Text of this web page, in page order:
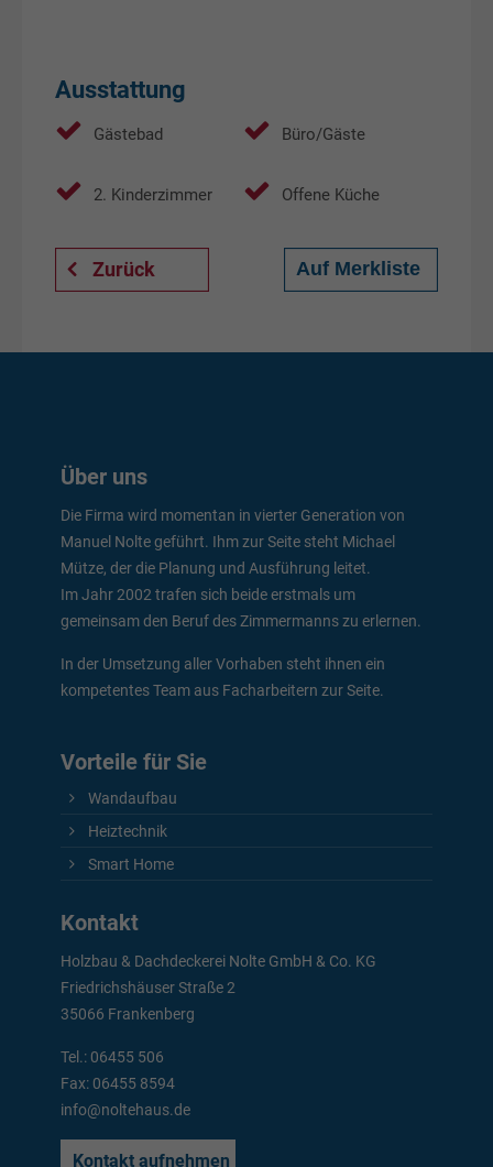
Ausstattung
Gästebad Büro/Gäste
2. Kinderzimmer Offene Küche
Zurück
Über uns
Die Firma wird momentan in vierter Generation von
Manuel Nolte geführt. Ihm zur Seite steht Michael
Mütze, der die Planung und Ausführung leitet.
Im Jahr 2002 trafen sich beide erstmals um
gemeinsam den Beruf des Zimmermanns zu erlernen.
In der Umsetzung aller Vorhaben steht ihnen ein
kompetentes Team aus Facharbeitern zur Seite.
Vorteile für Sie
Wandaufbau
Heiztechnik
Smart Home
Kontakt
Holzbau & Dachdeckerei Nolte GmbH & Co. KG
Friedrichshäuser Straße 2
35066 Frankenberg
Tel.: 06455 506
Fax: 06455 8594
info@noltehaus.de
Kontakt aufnehmen